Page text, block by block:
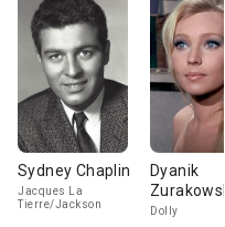
Sydney Chaplin
Jacques La
Tierre/Jackson
Dyanik
Dolly